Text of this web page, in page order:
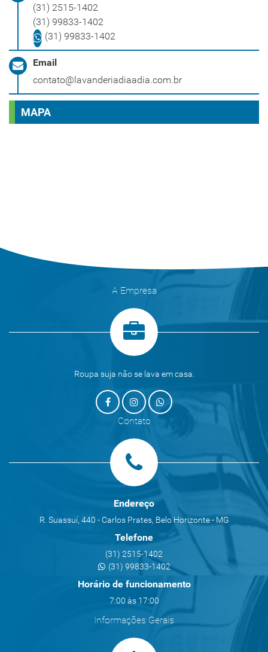
(31) 2515-1402
(31) 99833-1402
(31) 99833-1402
Email
contato@lavanderiadiaadia.com.br
MAPA
A Empresa
Roupa suja não se lava em casa.
Contato
Endereço
R. Suassuí, 440 - Carlos Prates, Belo Horizonte - MG
Telefone
(31) 2515-1402
(31) 99833-1402
Horário de funcionamento
7:00 às 17:00
Informações Gerais